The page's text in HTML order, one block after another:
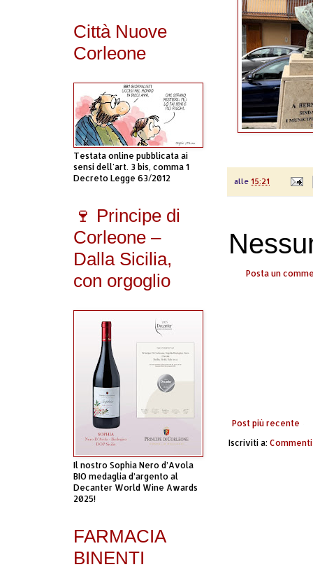
alle 15:21
Posta un
Post più recente
Iscriviti a:
Città Nuove
Corleone
Testata online pubblicata ai
sensi dell'art. 3 bis, comma 1
Decreto Legge 63/2012
🍷 Principe di
Corleone –
Dalla Sicilia,
con orgoglio
Il nostro Sophia Nero d’Avola
BIO medaglia d’argento al
Decanter World Wine Awards
2025!
FARMACIA
BINENTI